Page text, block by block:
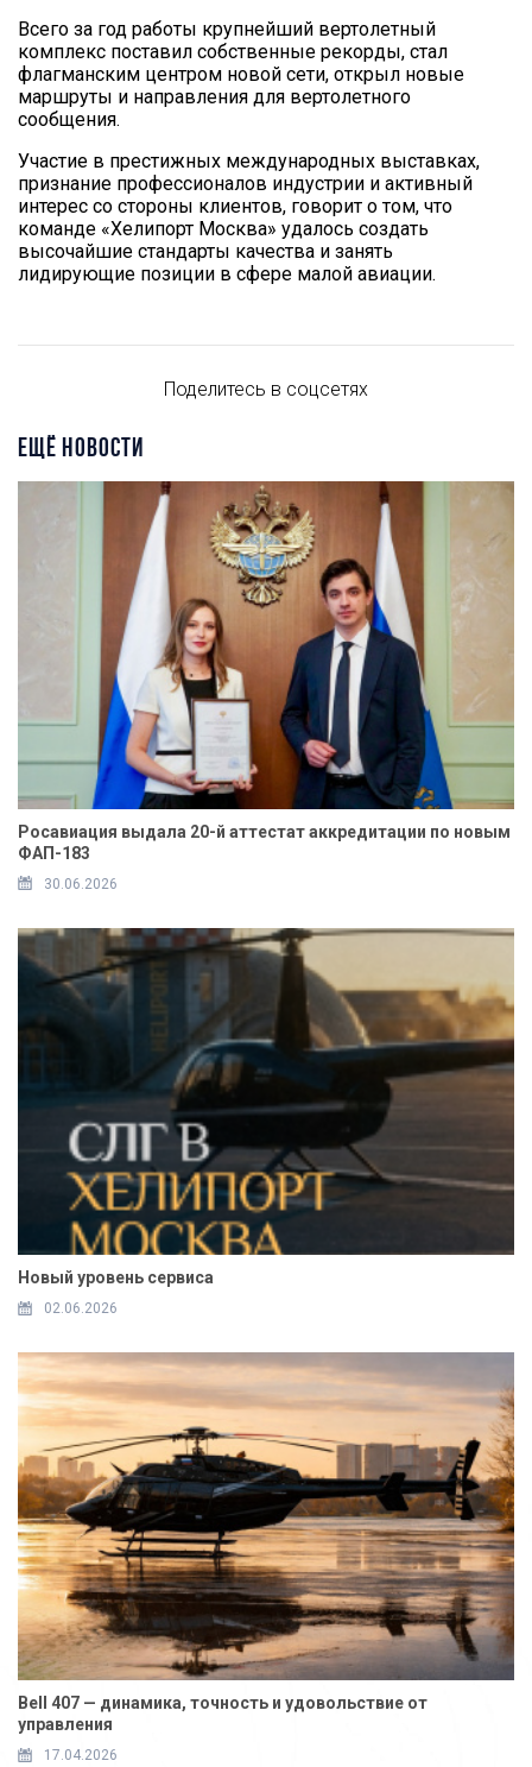
Всего за год работы крупнейший вертолетный
комплекс поставил собственные рекорды, стал
флагманским центром новой сети, открыл новые
маршруты и направления для вертолетного
сообщения.
Участие в престижных международных выставках,
признание профессионалов индустрии и активный
интерес со стороны клиентов, говорит о том, что
команде «Хелипорт Москва» удалось создать
высочайшие стандарты качества и занять
лидирующие позиции в сфере малой авиации.
Поделитесь в соцсетях
ЕЩЁ НОВОСТИ
Росавиация выдала 20-й аттестат аккредитации по новым
ФАП-183
30.06.2026
Новый уровень сервиса
02.06.2026
Bell 407 — динамика, точность и удовольствие от
управления
17.04.2026